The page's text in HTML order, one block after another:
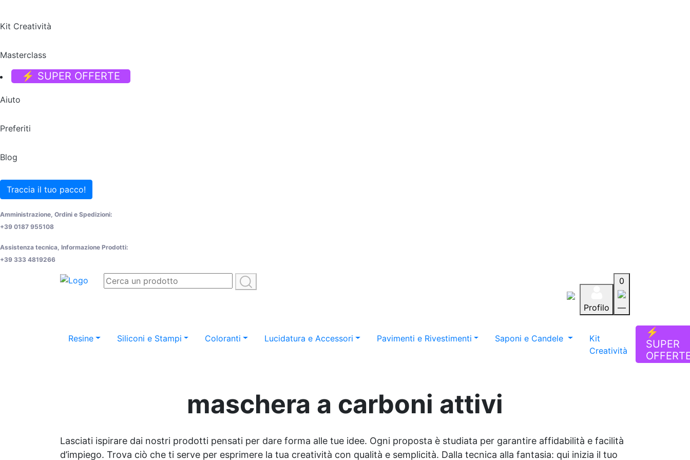
Kit Creatività
Masterclass
⚡ SUPER OFFERTE
Aiuto
Preferiti
Blog
Traccia il tuo pacco!
Amministrazione, Ordini e Spedizioni:
+39 0187 955108
Assistenza tecnica, Informazione Prodotti:
+39 333 4819266
Profilo
0
—
Resine Siliconi e Stampi Coloranti Lucidatura e Accessori Pavimenti e Rivestimenti Saponi e Candele
Kit
Creatività
⚡
SUPER
maschera a carboni attivi
Lasciati ispirare dai nostri prodotti pensati per dare forma alle tue idee. Ogni proposta è studiata per garantire affidabilità e facilità
d’impiego. Trova ciò che ti serve per esprimere la tua creatività con qualità e semplicità. Dalla tecnica alla fantasia: qui inizia il tuo